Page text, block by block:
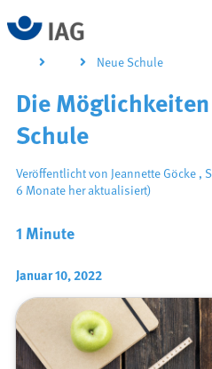
Neue Schule
1 Minute
Januar 10, 2022
Die
Schule
Veröffentlicht von Jeannette Göcke,
6 Monate her aktualisiert)